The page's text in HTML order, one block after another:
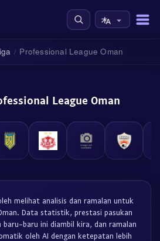
/ Professional League Oman
League Oman
melihat analisis dan ramalan untuk
Data statistik, prestasi pasukan
baru-baru ini diambil kira, dan ramalan
oleh AI dengan ketepatan lebih